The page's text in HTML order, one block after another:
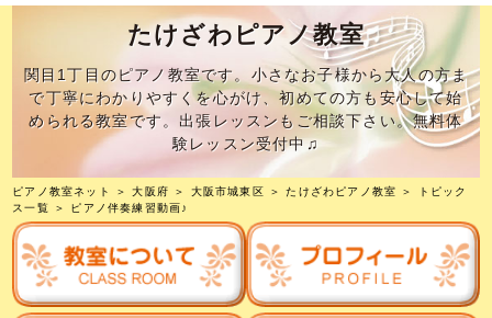
たけざわピアノ教室
関目1丁目のピアノ教室です。小さなお子様から大人の方ま
で丁寧にわかりやすくを心がけ、初めての方も安心して始
められる教室です。出張レッスンもご相談下さい。無料体
験レッスン受付中♫
ピアノ教室ネット ＞大阪府 ＞ 大阪市城東区 ＞たけざわピアノ教室 ＞
トピック
ス一覧 ＞ ピアノ伴奏練習動画♪